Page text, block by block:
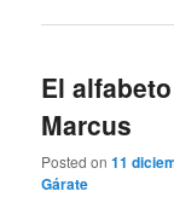
El
Marcus
Posted on11
Gárate